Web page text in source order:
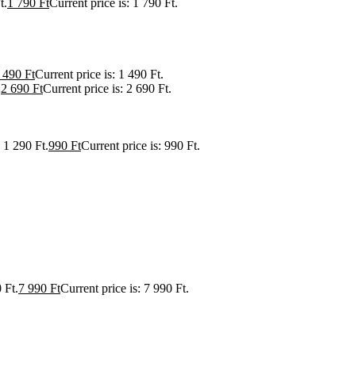
1 790 FtCurrent price is: 1 790 Ft.
490 FtCurrent price is: 1 490 Ft.
2 690 FtCurrent price is: 2 690 Ft.
290 Ft.990 FtCurrent price is: 990 Ft.
Ft.7 990 FtCurrent price is: 7 990 Ft.